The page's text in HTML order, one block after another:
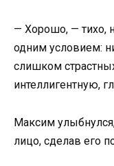
— Хорошо, — тихо,
одним условием:
слишком
интеллигентную,
Максим
лицо, сделав его